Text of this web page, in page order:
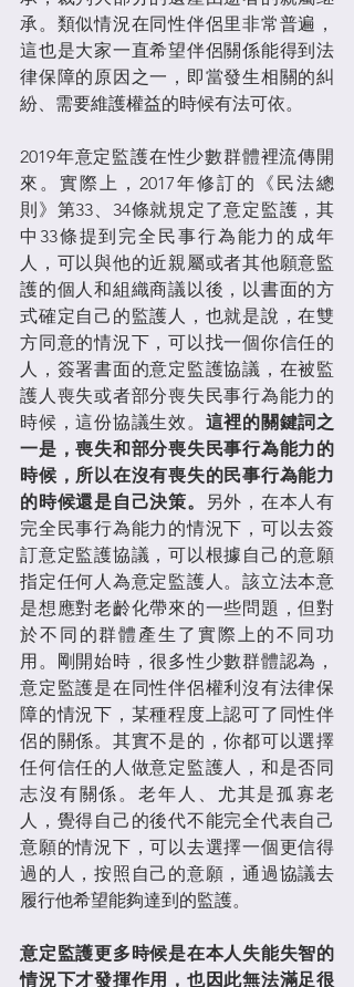
承。類似情況在同性伴侶里非常普遍，
這也是大家一直希望伴侶關係能得到法
律保障的原因之一，即當發生相關的糾
紛、需要維護權益的時候有法可依。
2019年意定監護在性少數群體裡流傳開
來。實際上，2017年修訂的《民法總
則》第33、34條就規定了意定監護，其
中33條提到完全民事行為能力的成年
人，可以與他的近親屬或者其他願意監
護的個人和組織商議以後，以書面的方
式確定自己的監護人，也就是說，在雙
方同意的情況下，可以找一個你信任的
人，簽署書面的意定監護協議，在被監
護人喪失或者部分喪失民事行為能力的
時候，這份協議生效。 這裡的關鍵詞之
一是，喪失和部分喪失民事行為能力的
時候，所以在沒有喪失的民事行為能力
的時候還是自己決策。
另外，在本人有
完全民事行為能力的情況下，可以去簽
訂意定監護協議，可以根據自己的意願
指定任何人為意定監護人。該立法本意
是想應對老齡化帶來的一些問題，但對
於不同的群體產生了實際上的不同功
用。剛開始時，很多性少數群體認為，
意定監護是在同性伴侶權利沒有法律保
障的情況下，某種程度上認可了同性伴
侶的關係。其實不是的，你都可以選擇
任何信任的人做意定監護人，和是否同
志沒有關係。老年人、尤其是孤寡老
人，覺得自己的後代不能完全代表自己
意願的情況下，可以去選擇一個更信得
過的人，按照自己的意願，通過協議去
履行他希望能夠達到的監護。
意定監護更多時候是在本人失能失智的
情況下才發揮作用，也因此無法滿足很